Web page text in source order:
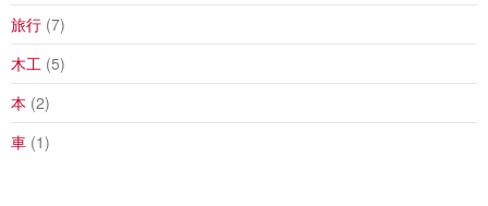
旅行 (7)
木工 (5)
本 (2)
車 (1)